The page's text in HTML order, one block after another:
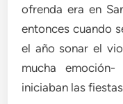
ofrenda era en
entonces cuando
el año sonar el
mucha
iniciaban las